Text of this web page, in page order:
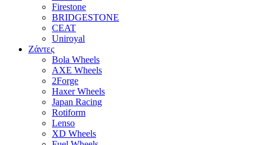
Firestone
BRIDGESTONE
CEAT
Uniroyal
Ζάντες
Bola Wheels
AXE Wheels
2Forge
Haxer Wheels
Japan Racing
Rotiform
Lenso
XD Wheels